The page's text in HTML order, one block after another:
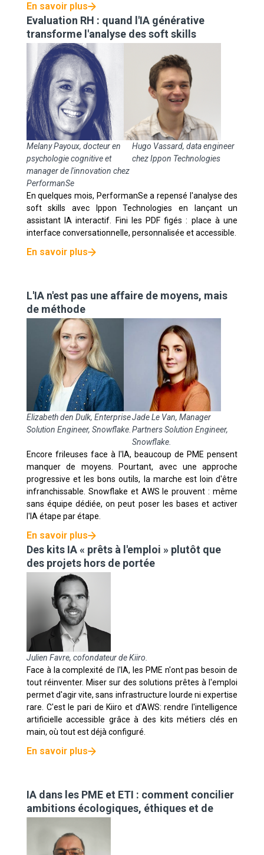
En savoir plus
Evaluation RH : quand l'IA générative
transforme l'analyse des soft skills
Melany Payoux, docteur en
psychologie cognitive et
manager de l'innovation chez
PerformanSe
Hugo Vassard, data engineer
chez Ippon Technologies
En quelques mois, PerformanSe a repensé l'analyse des
soft skills avec Ippon Technologies en lançant un
assistant IA interactif. Fini les PDF figés : place à une
interface conversationnelle, personnalisée et accessible.
En savoir plus
L'IA n'est pas une affaire de moyens, mais
de méthode
Elizabeth den Dulk, Enterprise
Solution Engineer, Snowflake.
Jade Le Van, Manager
Partners Solution Engineer,
Snowflake.
Encore frileuses face à l'IA, beaucoup de PME pensent
manquer de moyens. Pourtant, avec une approche
progressive et les bons outils, la marche est loin d'être
infranchissable. Snowflake et AWS le prouvent : même
sans équipe dédiée, on peut poser les bases et activer
l'IA étape par étape.
En savoir plus
Des kits IA « prêts à l'emploi » plutôt que
des projets hors de portée
Julien Favre, cofondateur de Kiiro.
Face à la complexité de l'IA, les PME n'ont pas besoin de
tout réinventer. Miser sur des solutions prêtes à l'emploi
permet d'agir vite, sans infrastructure lourde ni expertise
rare. C'est le pari de Kiiro et d'AWS: rendre l'intelligence
artificielle accessible grâce à des kits métiers clés en
main, où tout est déjà configuré.
En savoir plus
IA dans les PME et ETI : comment concilier
ambitions écologiques, éthiques et de
sécurité ?